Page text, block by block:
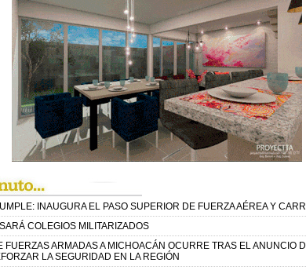
INAUGURA EL PASO SUPERIOR DE FUERZA AÉREA Y
COLEGIOS MILITARIZADOS
FUERZAS ARMADAS A MICHOACÁN OCURRE TRAS EL ANUNCIO
LA SEGURIDAD EN LA REGIÓN